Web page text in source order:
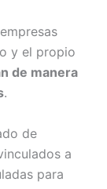
y el propio
de manera
.
de
a
para